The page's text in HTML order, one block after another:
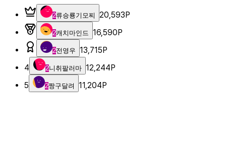
2류승룡기모찌 20,593P
2캐치마인드 16,590P
2전영우 13,715P
4
2니취팔러마 12,244P
5
2짱구달려 11,204P